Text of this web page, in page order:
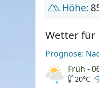
Höhe:
Wetter für
Prognose:
Früh -
20°C